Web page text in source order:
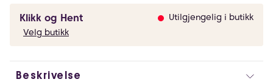
Klikk og Hent
Utilgjengelig i butikk
Velg butikk
Beskrivelse